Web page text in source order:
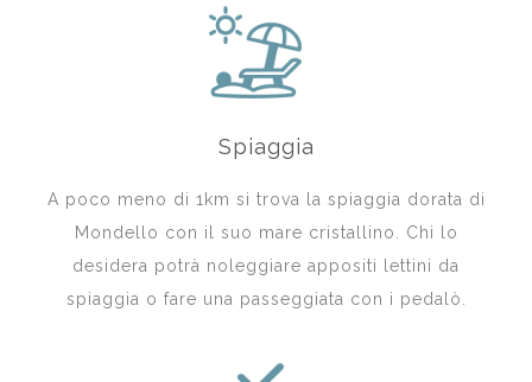
Spiaggia
A poco meno di 1km si trova la spiaggia dorata di
Mondello con il suo mare cristallino. Chi lo
desidera potrà noleggiare appositi lettini da
spiaggia o fare una passeggiata con i pedalò.